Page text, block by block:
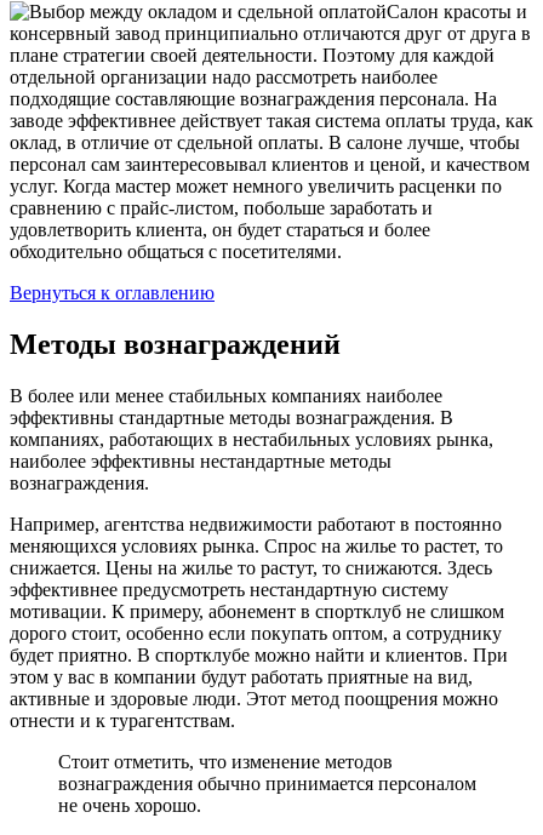
Салон красоты и
консервный завод принципиально отличаются друг от друга в
плане стратегии своей деятельности. Поэтому для каждой
отдельной организации надо рассмотреть наиболее
подходящие составляющие вознаграждения персонала. На
заводе эффективнее действует такая система оплаты труда, как
оклад, в отличие от сдельной оплаты. В салоне лучше, чтобы
персонал сам заинтересовывал клиентов и ценой, и качеством
услуг. Когда мастер может немного увеличить расценки по
сравнению с прайс-листом, побольше заработать и
удовлетворить клиента, он будет стараться и более
обходительно общаться с посетителями.
Вернуться к оглавлению
Методы вознаграждений
В более или менее стабильных компаниях наиболее
эффективны стандартные методы вознаграждения. В
компаниях, работающих в нестабильных условиях рынка,
наиболее эффективны нестандартные методы
вознаграждения.
Например, агентства недвижимости работают в постоянно
меняющихся условиях рынка. Спрос на жилье то растет, то
снижается. Цены на жилье то растут, то снижаются. Здесь
эффективнее предусмотреть нестандартную систему
мотивации. К примеру, абонемент в спортклуб не слишком
дорого стоит, особенно если покупать оптом, а сотруднику
будет приятно. В спортклубе можно найти и клиентов. При
этом у вас в компании будут работать приятные на вид,
активные и здоровые люди. Этот метод поощрения можно
отнести и к турагентствам.
Стоит отметить, что изменение методов
вознаграждения обычно принимается персоналом
не очень хорошо.